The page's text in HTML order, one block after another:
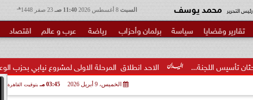
السبت 11:40 صـ هـ رئيس التحرير محمد يوسف
تقارير وقضايا سياسة برلمان وأحزاب رياضة عرب و عالم اقتصاد
الاحد انطلاق  المرحلة الاولى لمشروع نيابي بحزب الوعي لتأهيل...
الخميس، 9 أبريل 2026 03:45 مـ بتوقيت القاهرة